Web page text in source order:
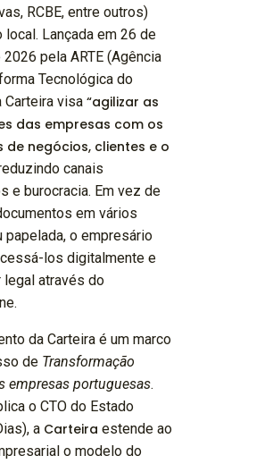
RCBE, entre outros)
local. Lançada em 26 de
pela ARTE (Agência
Tecnológica do
Carteira visa “agilizar as
das empresas com os
de negócios, clientes e o
canais
e burocracia. Em vez de
em vários
papelada, o empresário
los digitalmente e
legal através do
da Carteira é um marco
de Transformação
empresas portuguesas.
o CTO do Estado
a Carteira estende ao
o modelo do